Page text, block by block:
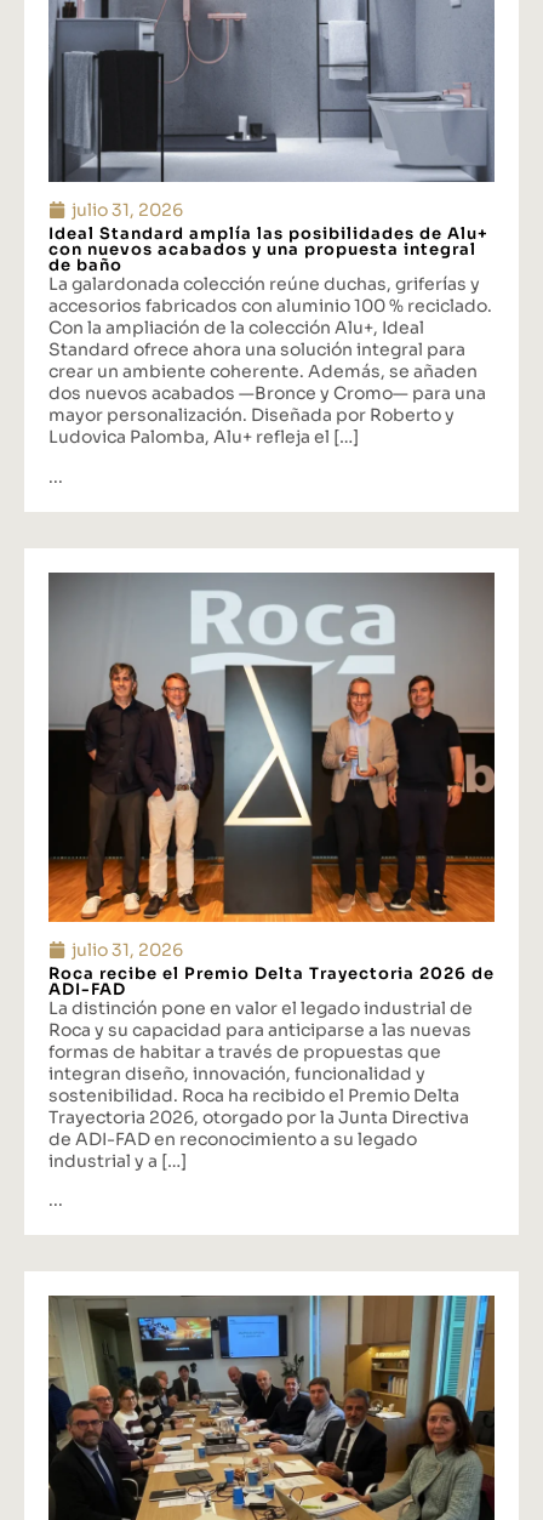
julio 31, 2026
Ideal Standard amplía las posibilidades de Alu+
con nuevos acabados y una propuesta integral
de baño
La galardonada colección reúne duchas, griferías y
accesorios fabricados con aluminio 100 % reciclado.
Con la ampliación de la colección Alu+, Ideal
Standard ofrece ahora una solución integral para
crear un ambiente coherente. Además, se añaden
dos nuevos acabados —Bronce y Cromo— para una
mayor personalización. Diseñada por Roberto y
Ludovica Palomba, Alu+ refleja el […]
...
julio 31, 2026
Roca recibe el Premio Delta Trayectoria 2026 de
ADI-FAD
La distinción pone en valor el legado industrial de
Roca y su capacidad para anticiparse a las nuevas
formas de habitar a través de propuestas que
integran diseño, innovación, funcionalidad y
sostenibilidad. Roca ha recibido el Premio Delta
Trayectoria 2026, otorgado por la Junta Directiva
de ADI-FAD en reconocimiento a su legado
industrial y a […]
...